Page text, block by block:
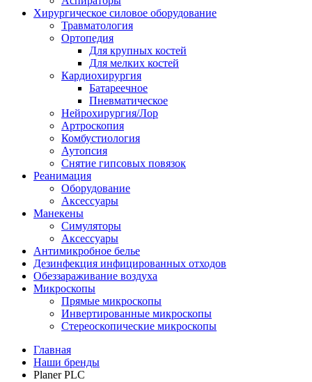
Хирургическое силовое оборудование
Травматология
Ортопедия
Для крупных костей
Для мелких костей
Кардиохирургия
Батареечное
Пневматическое
Нейрохирургия/Лор
Артроскопия
Комбустиология
Аутопсия
Снятие гипсовых повязок
Реанимация
Оборудование
Аксессуары
Манекены
Симуляторы
Аксессуары
Антимикробное белье
Дезинфекция инфицированных отходов
Обеззараживание воздуха
Микроскопы
Прямые микроскопы
Инвертированные микроскопы
Стереоскопические микроскопы
Главная
Наши бренды
Planer PLC